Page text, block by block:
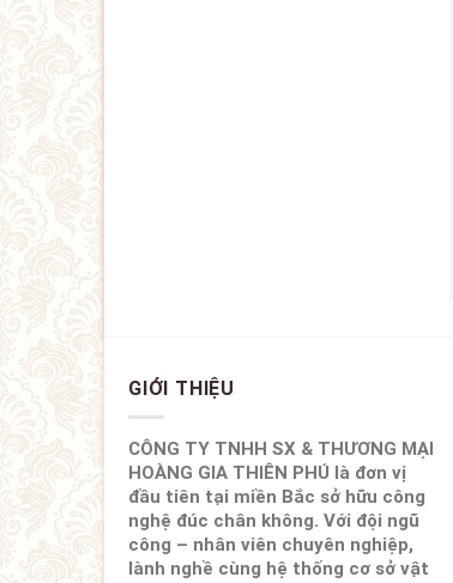
GIỚI THIỆU
CÔNG TY TNHH SX & THƯƠNG MẠI
HOÀNG GIA THIÊN PHÚ là đơn vị
đầu tiên tại miền Bắc sở hữu công
nghệ đúc chân không. Với đội ngũ
công – nhân viên chuyên nghiệp,
lành nghề cùng hệ thống cơ sở vật